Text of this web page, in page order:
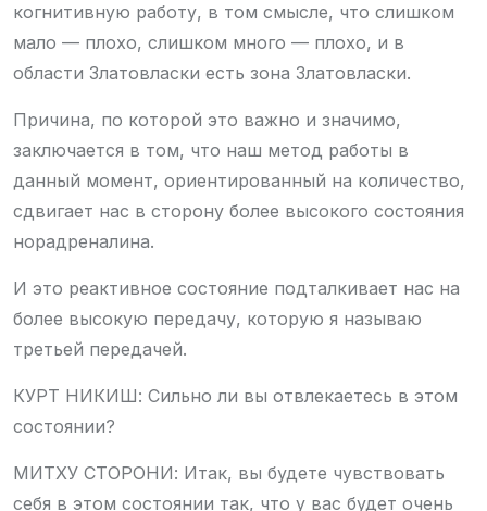
когнитивную работу, в том смысле, что слишком
мало — плохо, слишком много — плохо, и в
области Златовласки есть зона Златовласки.
Причина, по которой это важно и значимо,
заключается в том, что наш метод работы в
данный момент, ориентированный на количество,
сдвигает нас в сторону более высокого состояния
норадреналина.
И это реактивное состояние подталкивает нас на
более высокую передачу, которую я называю
третьей передачей.
КУРТ НИКИШ: Сильно ли вы отвлекаетесь в этом
состоянии?
МИТХУ СТОРОНИ: Итак, вы будете чувствовать
себя в этом состоянии так, что у вас будет очень